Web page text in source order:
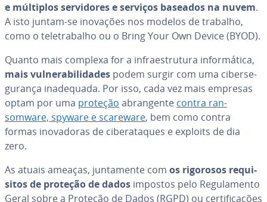
e múltiplos ser­vi­do­res e serviços baseados na nuvem.
A isto juntam-se inovações nos modelos de trabalho,
como o te­le­tra­ba­lho ou o Bring Your Own Device (BYOD).
Quanto mais complexa for a in­fra­es­tru­tura in­for­má­tica,
mais vul­ne­ra­bi­li­da­des podem surgir com uma ci­ber­se­
gu­rança ina­de­quada. Por isso, cada vez mais empresas
optam por uma proteção abran­gente contra ran­
somware, spyware e scareware, bem como contra
formas ino­va­do­ras de ci­be­ra­ta­ques e exploits de dia
zero.
As atuais ameaças, jun­ta­mente com os rigorosos re­qui­
si­tos de proteção de dados impostos pelo Re­gu­la­mento
Geral sobre a Proteção de Dados (RGPD) ou cer­ti­fi­ca­ções